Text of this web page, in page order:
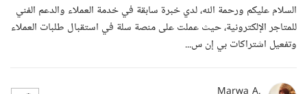
السلام عليكم ورحمة الله، لدي خبرة سابقة في خدمة العملاء والدعم الفني
للمتاجر الإلكترونية، حيث عملت على منصة سلة في استقبال طلبات العملاء
وتفعيل اشتراكات بي إن س...